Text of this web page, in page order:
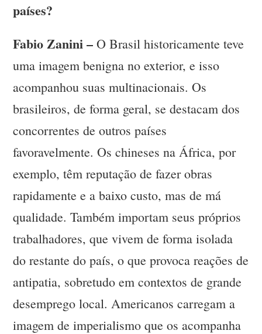
países?
Fabio Zanini – O Brasil historicamente teve
uma imagem benigna no exterior, e isso
acompanhou suas multinacionais. Os
brasileiros, de forma geral, se destacam dos
concorrentes de outros países
favoravelmente. Os chineses na África, por
exemplo, têm reputação de fazer obras
rapidamente e a baixo custo, mas de má
qualidade. Também importam seus próprios
trabalhadores, que vivem de forma isolada
do restante do país, o que provoca reações de
antipatia, sobretudo em contextos de grande
desemprego local. Americanos carregam a
imagem de imperialismo que os acompanha